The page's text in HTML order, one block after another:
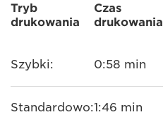
Tryb
drukowania
Czas
drukowania
Szybki: 0:58 min
Standardowo:1:46 min